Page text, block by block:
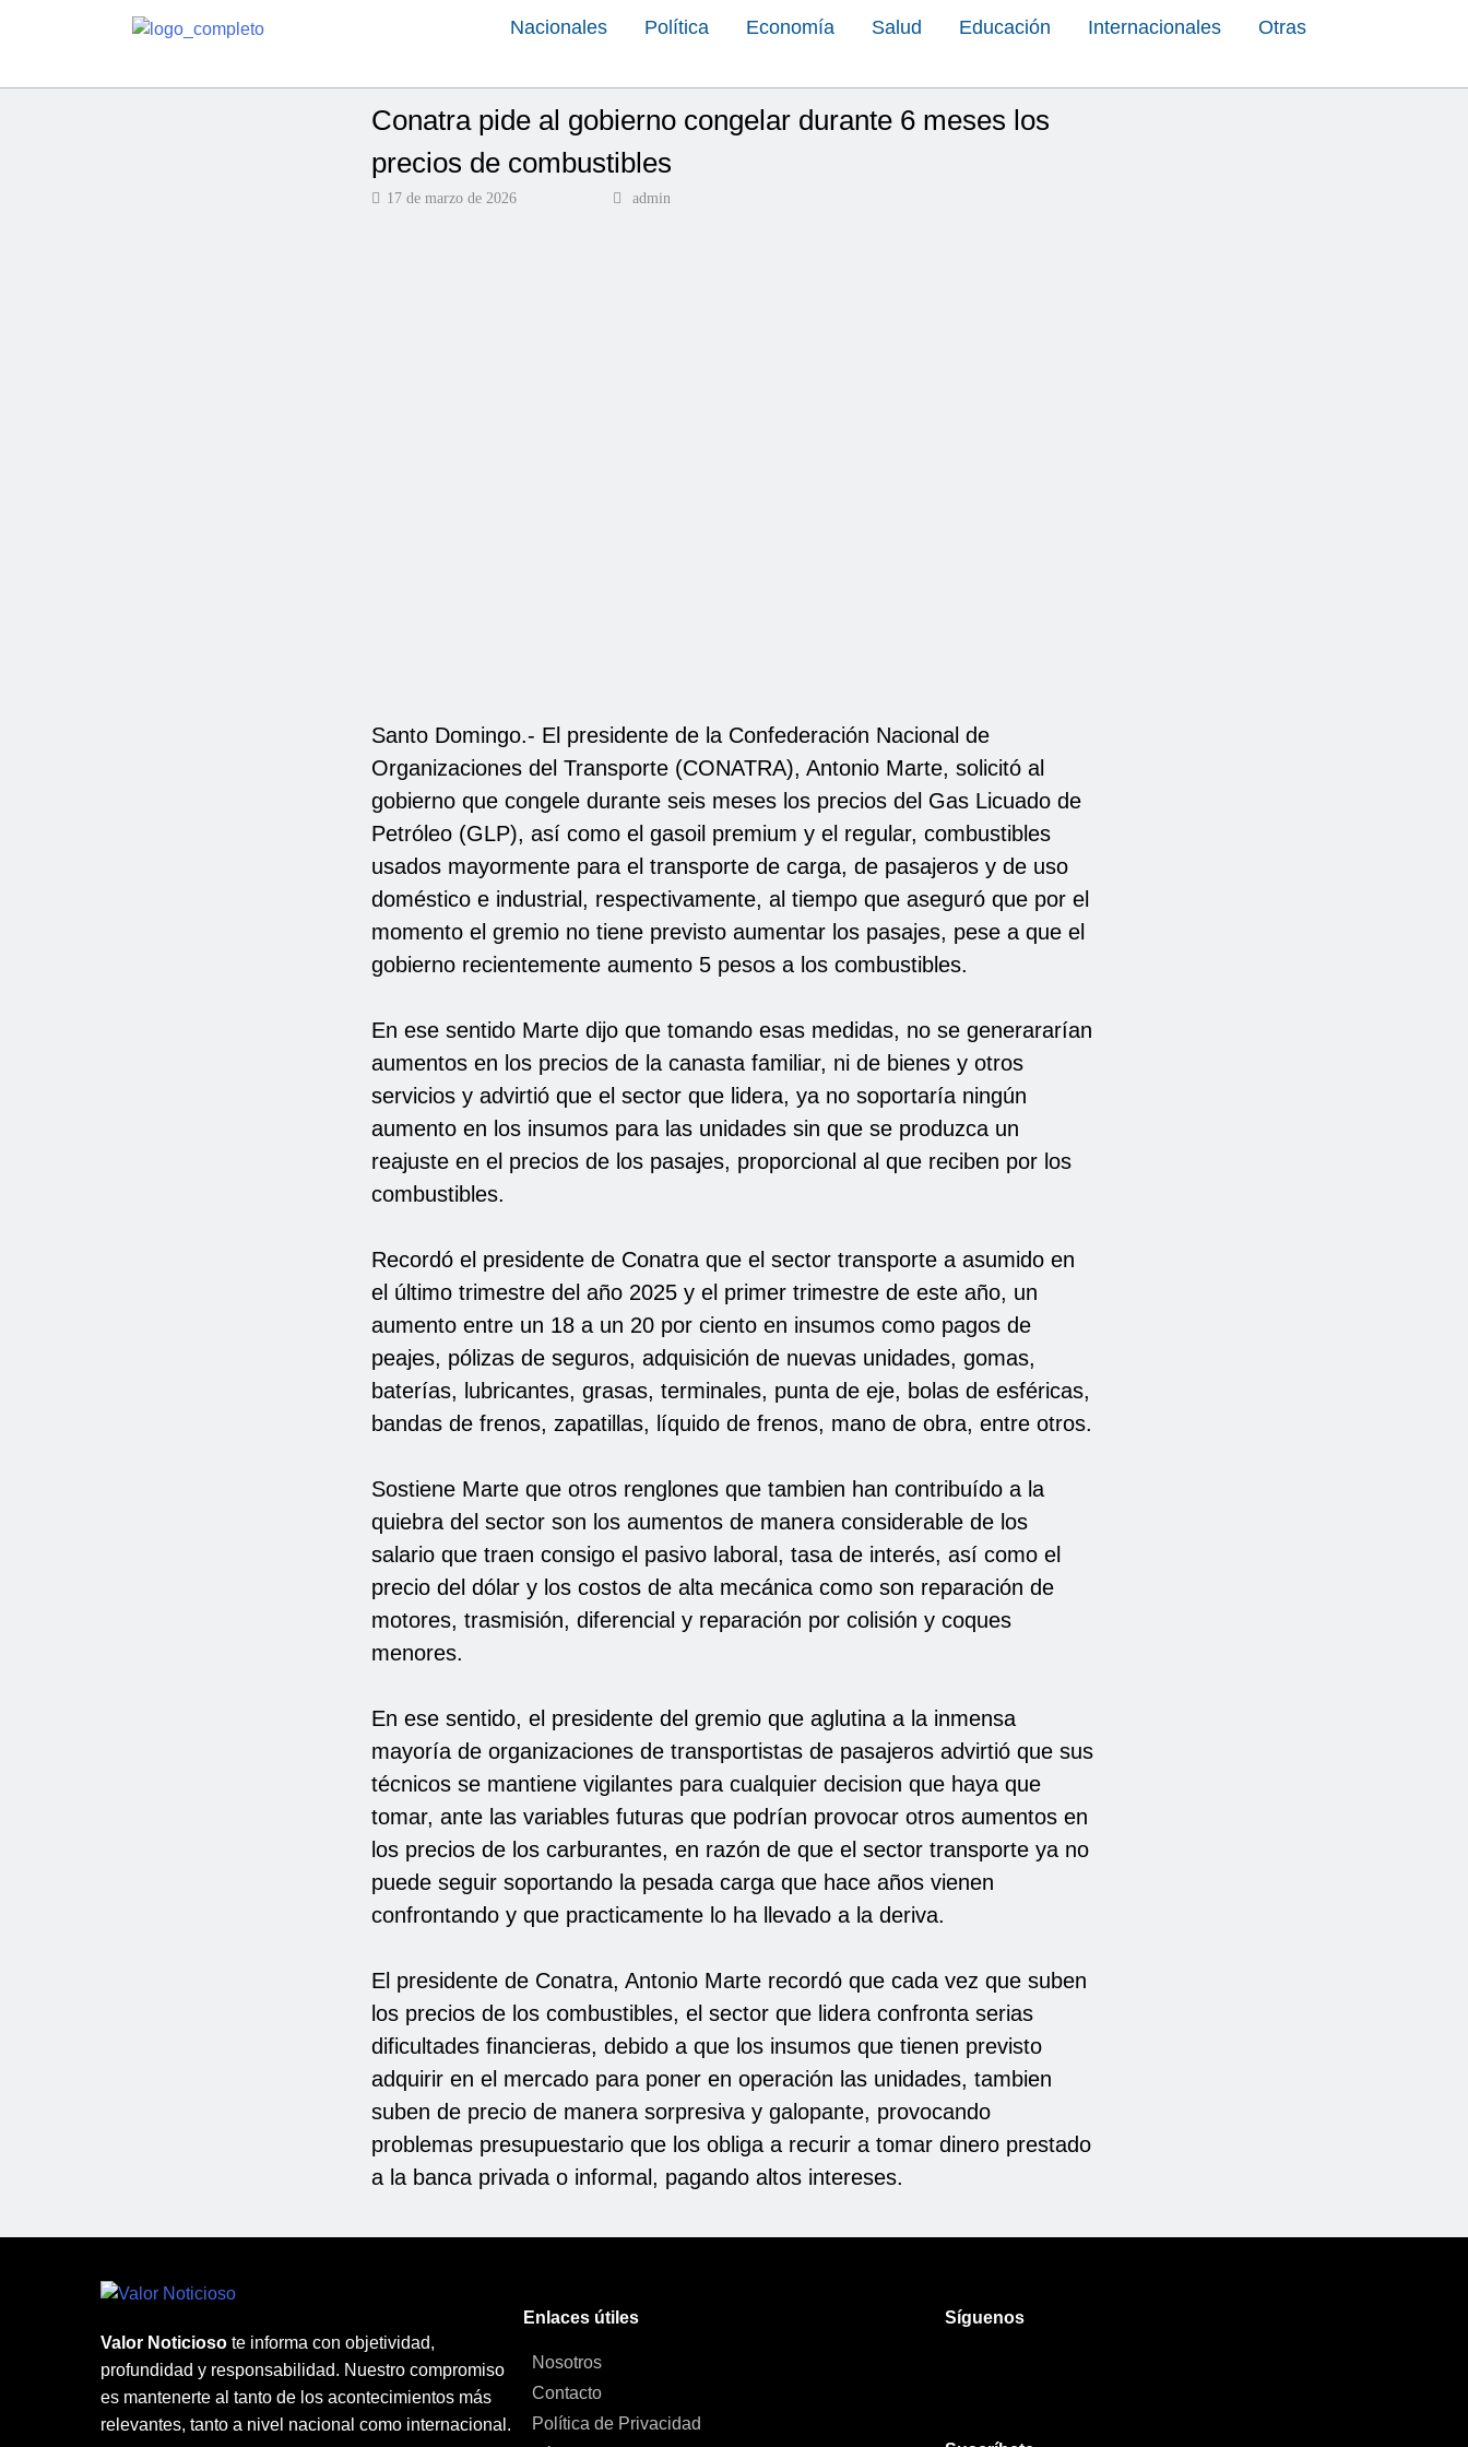
Nacionales Política Economía Salud Educación Internacionales Otras
Conatra pide al gobierno congelar durante 6 meses los
precios de combustibles
17 de marzo de 2026 admin
Santo Domingo.- El presidente de la Confederación Nacional de
Organizaciones del Transporte (CONATRA), Antonio Marte, solicitó al
gobierno que congele durante seis meses los precios del Gas Licuado de
Petróleo (GLP), así como el gasoil premium y el regular, combustibles
usados mayormente para el transporte de carga, de pasajeros y de uso
doméstico e industrial, respectivamente, al tiempo que aseguró que por el
momento el gremio no tiene previsto aumentar los pasajes, pese a que el
gobierno recientemente aumento 5 pesos a los combustibles.
En ese sentido Marte dijo que tomando esas medidas, no se generararían
aumentos en los precios de la canasta familiar, ni de bienes y otros
servicios y advirtió que el sector que lidera, ya no soportaría ningún
aumento en los insumos para las unidades sin que se produzca un
reajuste en el precios de los pasajes, proporcional al que reciben por los
combustibles.
Recordó el presidente de Conatra que el sector transporte a asumido en
el último trimestre del año 2025 y el primer trimestre de este año, un
aumento entre un 18 a un 20 por ciento en insumos como pagos de
peajes, pólizas de seguros, adquisición de nuevas unidades, gomas,
baterías, lubricantes, grasas, terminales, punta de eje, bolas de esféricas,
bandas de frenos, zapatillas, líquido de frenos, mano de obra, entre otros.
Sostiene Marte que otros renglones que tambien han contribuído a la
quiebra del sector son los aumentos de manera considerable de los
salario que traen consigo el pasivo laboral, tasa de interés, así como el
precio del dólar y los costos de alta mecánica como son reparación de
motores, trasmisión, diferencial y reparación por colisión y coques
menores.
En ese sentido, el presidente del gremio que aglutina a la inmensa
mayoría de organizaciones de transportistas de pasajeros advirtió que sus
técnicos se mantiene vigilantes para cualquier decision que haya que
tomar, ante las variables futuras que podrían provocar otros aumentos en
los precios de los carburantes, en razón de que el sector transporte ya no
puede seguir soportando la pesada carga que hace años vienen
confrontando y que practicamente lo ha llevado a la deriva.
El presidente de Conatra, Antonio Marte recordó que cada vez que suben
los precios de los combustibles, el sector que lidera confronta serias
dificultades financieras, debido a que los insumos que tienen previsto
adquirir en el mercado para poner en operación las unidades, tambien
suben de precio de manera sorpresiva y galopante, provocando
problemas presupuestario que los obliga a recurir a tomar dinero prestado
a la banca privada o informal, pagando altos intereses.
Valor Noticioso te informa con objetividad,
profundidad y responsabilidad. Nuestro compromiso
es mantenerte al tanto de los acontecimientos más
relevantes, tanto a nivel nacional como internacional.
Enlaces útiles
Nosotros
Contacto
Política de Privacidad
Síguenos